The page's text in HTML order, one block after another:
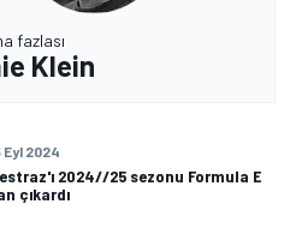
fazlası
Klein
Eyl 2024
2024//25 sezonu Formula E
çıkardı